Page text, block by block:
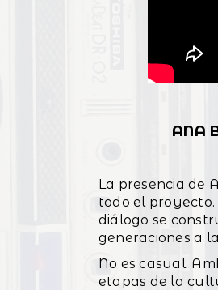
ANA
La presencia de
todo el proyecto.
diálogo se
generaciones a
No es casual.
etapas de la